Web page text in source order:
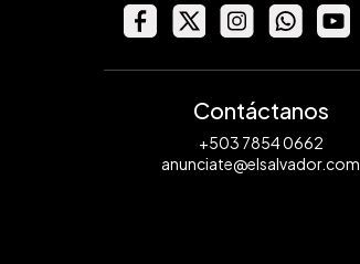
Contáctanos
+503 7854 0662
anunciate@elsalvador.com